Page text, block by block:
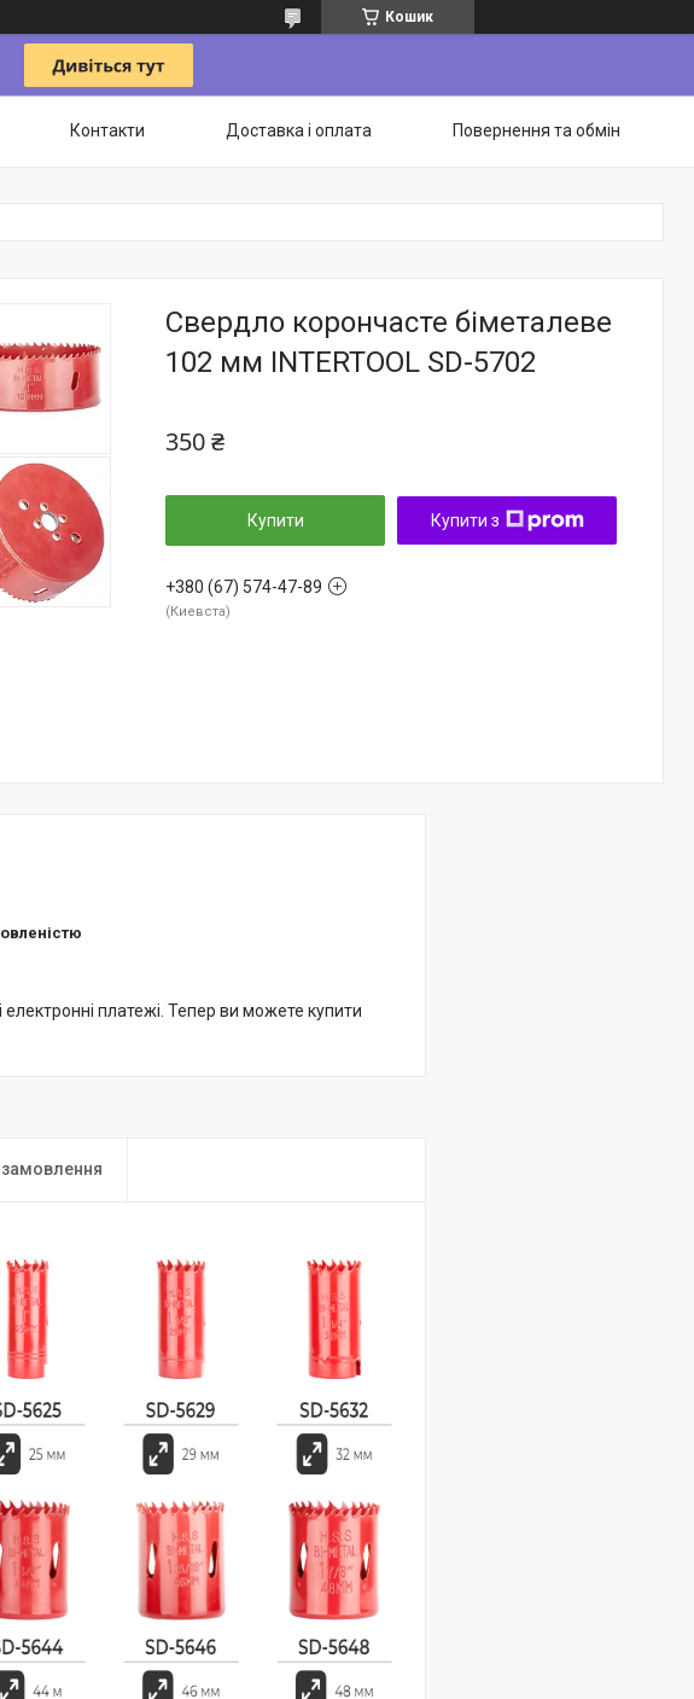
Кошик
Контакти Доставка і оплата Повернення та обмін
Свердло корончасте біметалеве
102 мм INTERTOOL SD-5702
350 ₴
Купити Купити з
+380 (67) 574-47-89
Киевста
електронні платежі. Тепер ви можете купити
замовлення